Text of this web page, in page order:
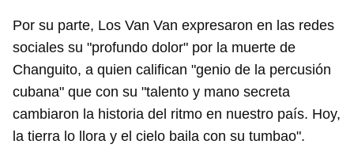
Por su parte, Los Van Van expresaron en las redes
sociales su "profundo dolor" por la muerte de
Changuito, a quien califican "genio de la percusión
cubana" que con su "talento y mano secreta
cambiaron la historia del ritmo en nuestro país. Hoy,
la tierra lo llora y el cielo baila con su tumbao".